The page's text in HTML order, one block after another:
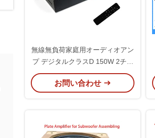
無線無負荷家庭用オーディオアン
プ デジタルクラスD 150W 2チャ
ネル受信機アンプ
お問い合わせ